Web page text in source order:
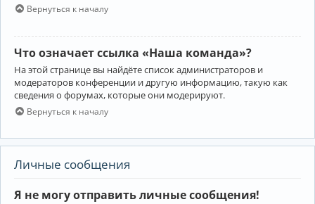
Вернуться к началу
Что означает ссылка «Наша команда»?
На этой странице вы найдёте список администраторов и
модераторов конференции и другую информацию, такую как
сведения о форумах, которые они модерируют.
Вернуться к началу
Личные сообщения
Я не могу отправить личные сообщения!